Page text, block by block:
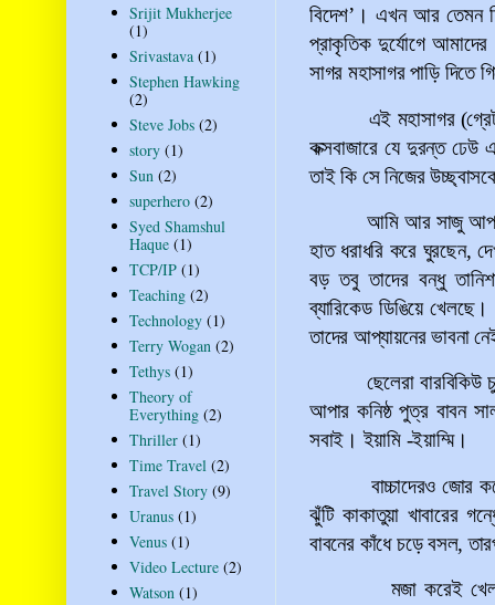
বিদেশ’ ।এখন আর তেমন
প্রাকৃতিক দুর্যোগে
সাগর মহাসাগর পাড়ি দিতে
এই মহাসাগর
কক্সবাজারে যে দুরন্ত ঢেউ
তাই কি সে নিজের
আমি আর সাজু
হাত ধরাধরি করে ঘুরছেন,
বড় তবু তাদের বন্ধু
ব্যারিকেড ডিঙিয়ে
তাদের আপ্যায়নের ভাবনা
ছেলেরা
আপার কনিষ্ঠ পুত্র বাবন
সবাই। ইয়ামি -ইয়াম্মি।
বাচ্চাদেরও জোর
ঝুঁটি কাকাতুয়া খাবারের
বাবনের কাঁধে চড়ে বসল,
মজা করেই
Srijit Mukherjee
(1)
Srivastava (1)
Stephen Hawking
(2)
Steve Jobs (2)
story (1)
Sun (2)
superhero (2)
Syed Shamshul
Haque (1)
TCP/IP (1)
Teaching (2)
Technology (1)
Terry Wogan (2)
Tethys (1)
Theory of
Everything (2)
Thriller (1)
Time Travel (2)
Travel Story (9)
Uranus (1)
Venus (1)
Video Lecture (2)
Watson (1)